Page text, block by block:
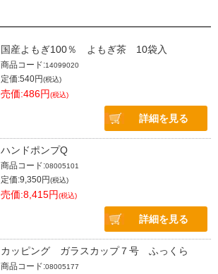
国産よもぎ100％ よもぎ茶 10袋入
商品コード:14099020
定価:540円(税込)
売価:486円(税込)
詳細を見る
ハンドポンプQ
商品コード:08005101
定価:9,350円(税込)
売価:8,415円(税込)
詳細を見る
カッピング ガラスカップ７号 ふっくら
商品コード:08005177